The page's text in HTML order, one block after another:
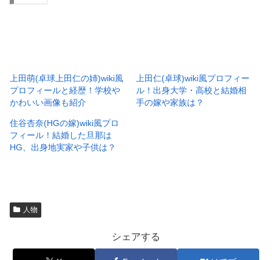
上田萌(卓球上田仁の姉)wiki風
プロフィールと経歴！学校や
かわいい画像も紹介
上田仁(卓球)wiki風プロフィー
ル！出身大学・高校と結婚相
手の嫁や家族は？
住谷杏奈(HGの嫁)wiki風プロ
フィール！結婚した旦那は
HG、出身地実家や子供は？
人物
シェアする